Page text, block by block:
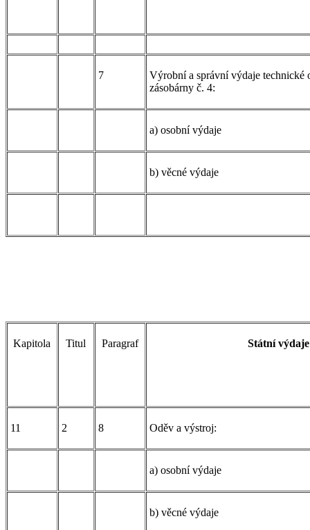
7
Výrobní a správní výdaje technické
zásobárny č. 4:
a) osobní výdaje
b) věcné výdaje
Kapitola Titul Paragraf Státní výdaje
11 2 8 Oděv a výstroj:
a) osobní výdaje
b) věcné výdaje